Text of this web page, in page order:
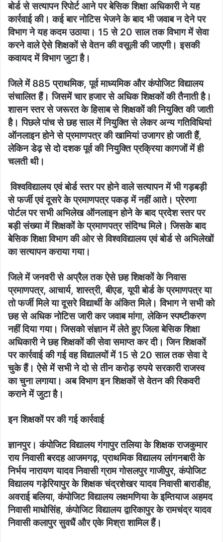
बोर्ड से सत्यापन रिपोर्ट आने पर बेसिक शिक्षा अधिकारी ने यह
कार्रवाई की। कई बार नोटिस भेजने के बाद भी जवाब न देने पर
विभाग ने यह कदम उठाया। 15 से 20 साल तक विभाग में सेवा
करने वाले ऐसे शिक्षकों से वेतन की वसूली की जाएगी। इसकी
कवायद में विभाग जुटा है।
जिले में 885 प्राथमिक, पूर्व माध्यमिक और कंपोजिट विद्यालय
संचालित हैं। जिसमें चार हजार से अधिक शिक्षकों की तैनाती है।
शासन स्तर से जरूरत के हिसाब से शिक्षकों की नियुक्ति की जाती
है। पिछले पांच से छह साल में नियुक्ति से लेकर अन्य गतिविधियां
ऑनलाइन होने से प्रमाणपत्र की खामियां उजागर हो जाती हैं,
लेकिन डेढ़ से दो दशक पूर्व की नियुक्ति प्रक्रिया कागजों में ही
चलती थी।
विश्वविद्यालय एवं बोर्ड स्तर पर होने वाले सत्यापन में भी गड़बड़ी
से फर्जी एवं दूसरे के प्रमाणपत्र पकड़ में नहीं आते। प्रेरणा
पोर्टल पर सभी अभिलेख ऑनलाइन होने के बाद प्रदेश स्तर पर
बड़ी संख्या में शिक्षकों के प्रमाणपत्र संदिग्ध मिले। जिसके बाद
बेसिक शिक्षा विभाग की ओर से विश्वविद्यालय एवं बोर्ड से अभिलेखों
का सत्यापन कराया गया।
जिले में जनवरी से अप्रैल तक ऐसे छह शिक्षकों के निवास
प्रमाणपत्र, आचार्य, शास्त्री, बीएड, यूपी बोर्ड के प्रमाणपत्र या
तो फर्जी मिले या दूसरे विद्यार्थी के अंकित मिले। विभाग ने सभी को
छह से अधिक नोटिस जारी कर जवाब मांगा, लेकिन स्पष्टीकरण
नहीं दिया गया। जिसको संज्ञान में लेते हुए जिला बेसिक शिक्षा
अधिकारी ने छह शिक्षकों की सेवा समाप्त कर दी। जिन शिक्षकों
पर कार्रवाई की गई वह विद्यालयों में 15 से 20 साल तक सेवा दे
चुके हैं। ऐसे में सभी ने दो से तीन करोड़ रुपये सरकारी राजस्व
का चुना लगाया। अब विभाग इन शिक्षकों से वेतन की रिकवरी
कराने में जुटा है।
इन शिक्षकों पर की गई कार्रवाई
ज्ञानपुर। कंपोजिट विद्यालय गंगापुर तलिया के शिक्षक राजकुमार
राय निवासी बरदह आजमगढ़, प्राथमिक विद्यालय लांगनबारी के
निर्भय नारायण यादव निवासी ग्राम गोसलपुर गाजीपुर, कंपोजिट
विद्यालय गड़ेरियापुर के शिक्षक चंद्रशेखर यादव निवासी बाराडीह,
अवराई बलिया, कंपोजिट विद्यालय लक्षमणिया के इम्तियाज अहमद
निवासी माधोसिंह, कंपोजिट विद्यालय द्वारिकापुर के रामचंद्र यादव
निवासी कलापुर सुवधैं और एके मिश्रा शामिल हैं।